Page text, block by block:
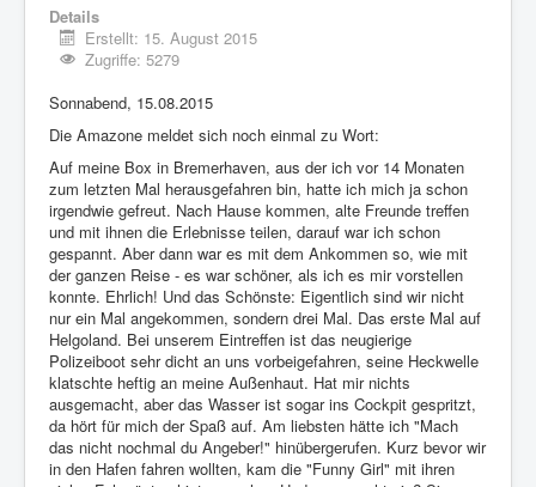
Impressum
Datenschutz
Details
Erstellt: 15. August 2015
Zugriffe: 5279
Sonnabend, 15.08.2015
Die Amazone meldet sich noch einmal zu Wort:
Auf meine Box in Bremerhaven, aus der ich vor 14 Monaten
zum letzten Mal herausgefahren bin, hatte ich mich ja schon
irgendwie gefreut. Nach Hause kommen, alte Freunde treffen
und mit ihnen die Erlebnisse teilen, darauf war ich schon
gespannt. Aber dann war es mit dem Ankommen so, wie mit
der ganzen Reise - es war schöner, als ich es mir vorstellen
konnte. Ehrlich! Und das Schönste: Eigentlich sind wir nicht
nur ein Mal angekommen, sondern drei Mal. Das erste Mal auf
Helgoland. Bei unserem Eintreffen ist das neugierige
Polizeiboot sehr dicht an uns vorbeigefahren, seine Heckwelle
klatschte heftig an meine Außenhaut. Hat mir nichts
ausgemacht, aber das Wasser ist sogar ins Cockpit gespritzt,
da hört für mich der Spaß auf. Am liebsten hätte ich "Mach
das nicht nochmal du Angeber!" hinübergerufen. Kurz bevor wir
in den Hafen fahren wollten, kam die "Funny Girl" mit ihren